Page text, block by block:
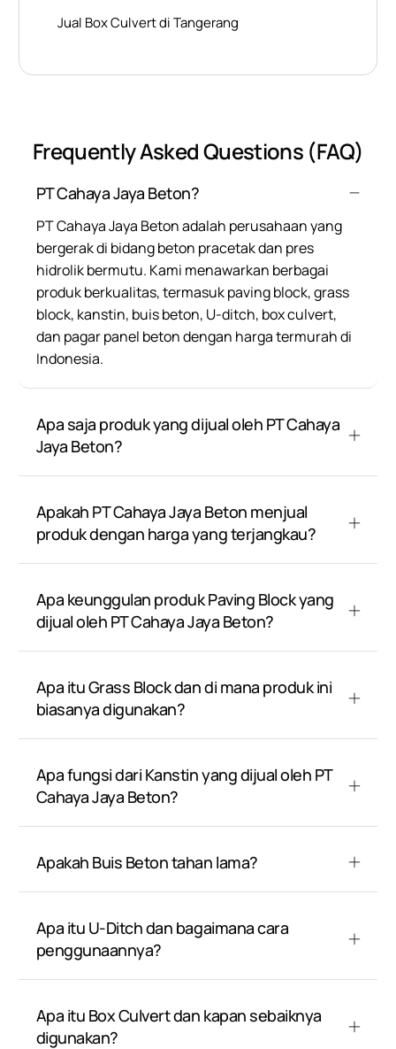
Jual Box Culvert di Tangerang
Frequently Asked Questions (FAQ)
PT Cahaya Jaya Beton?
PT Cahaya Jaya Beton adalah perusahaan yang
bergerak di bidang beton pracetak dan pres
hidrolik bermutu. Kami menawarkan berbagai
produk berkualitas, termasuk paving block, grass
block, kanstin, buis beton, U-ditch, box culvert,
dan pagar panel beton dengan harga termurah di
Indonesia.
Apa saja produk yang dijual oleh PT Cahaya
Jaya Beton?
Apakah PT Cahaya Jaya Beton menjual
produk dengan harga yang terjangkau?
Apa keunggulan produk Paving Block yang
dijual oleh PT Cahaya Jaya Beton?
Apa itu Grass Block dan di mana produk ini
biasanya digunakan?
Apa fungsi dari Kanstin yang dijual oleh PT
Cahaya Jaya Beton?
Apakah Buis Beton tahan lama?
Apa itu U-Ditch dan bagaimana cara
penggunaannya?
Apa itu Box Culvert dan kapan sebaiknya
digunakan?